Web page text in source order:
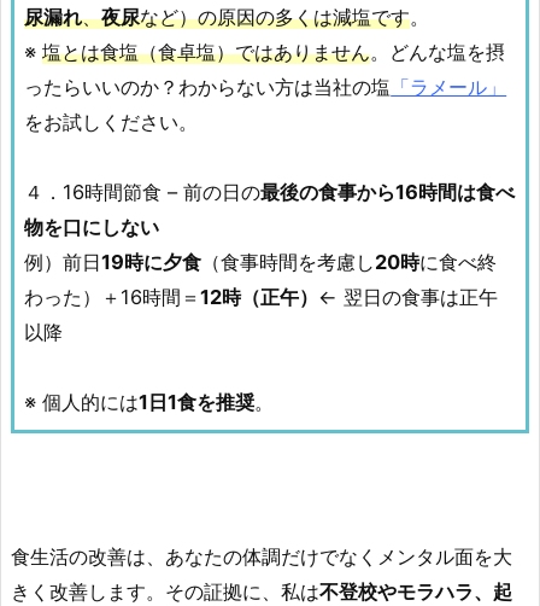
尿漏れ、夜尿など）の原因の多くは減塩です。
※塩とは食塩（食卓塩）ではありません。どんな塩を摂
ったらいいのか？わからない方は当社の塩 「ラメール」
をお試しください。
４．16時間節食 – 前の日の最後の食事から16時間は食べ
物を口にしない
例）前日19時に夕食 （食事時間を考慮し20時に食べ終
わった）＋16時間＝12時（正午） ← 翌日の食事は正午
以降
※ 個人的には1日1食を推奨。
食生活の改善は、あなたの体調だけでなくメンタル面を大
きく改善します。その証拠に、私は不登校やモラハラ、起